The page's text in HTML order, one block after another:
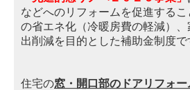
などへのリフォームを促進する
の省エネ化 （冷暖房費の軽減）
出削減を目的とした補助金制度で
住宅の窓・開口部のドアリフォー